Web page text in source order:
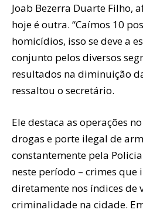
Joab Bezerra Duarte Filho,
hoje é outra. “Caímos 10
homicídios, isso se deve a
conjunto pelos diversos
resultados na diminuição
ressaltou o secretário.
Ele destaca as operações
drogas e porte ilegal de
constantemente pela
neste período – crimes que
diretamente nos índices de
criminalidade na cidade.